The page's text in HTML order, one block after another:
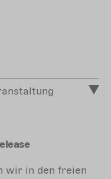
wir in den freien